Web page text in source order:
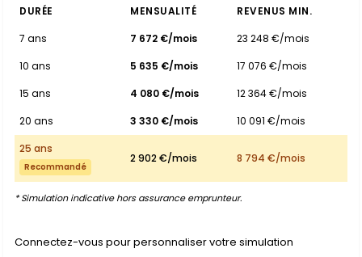
DURÉE MENSUALITÉ
REVENUS MIN.
7 ans
7 672 €/mois
23 248 €/mois
10 ans
5 635 €/mois
17 076 €/mois
15 ans
4 080 €/mois
12 364 €/mois
20 ans
3 330 €/mois
10 091 €/mois
25 ans
Recommandé
2 902 €/mois 8 794 €/mois
* Simulation indicative hors assurance emprunteur.
Connectez-vous pour personnaliser votre simulation